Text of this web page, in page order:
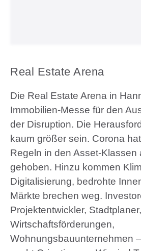
Real Estate Arena
Die Real Estate Arena in
Immobilien-Messe für den
der Disruption. Die
kaum größer sein. Corona
Regeln in den Asset-Klassen
gehoben. Hinzu kommen
Digitalisierung, bedrohte
Märkte brechen weg.
Projektentwickler,
Wirtschaftsförderungen,
Wohnungsbauunternehmen